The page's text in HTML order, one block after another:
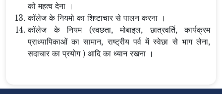
को महत्व देना ।
कॉलेज के नियमो का शिष्टाचार से पालन करना ।
कॉलेज के नियम (स्वछता, मोबाइल, छात्रवर्ति, कार्यक्रम
प्राध्यापिकाओं का सामान, राष्ट्रीय पर्व में स्वेछा से भाग लेना,
सदाचार का प्रयोग ) आदि का ध्यान रखना ।